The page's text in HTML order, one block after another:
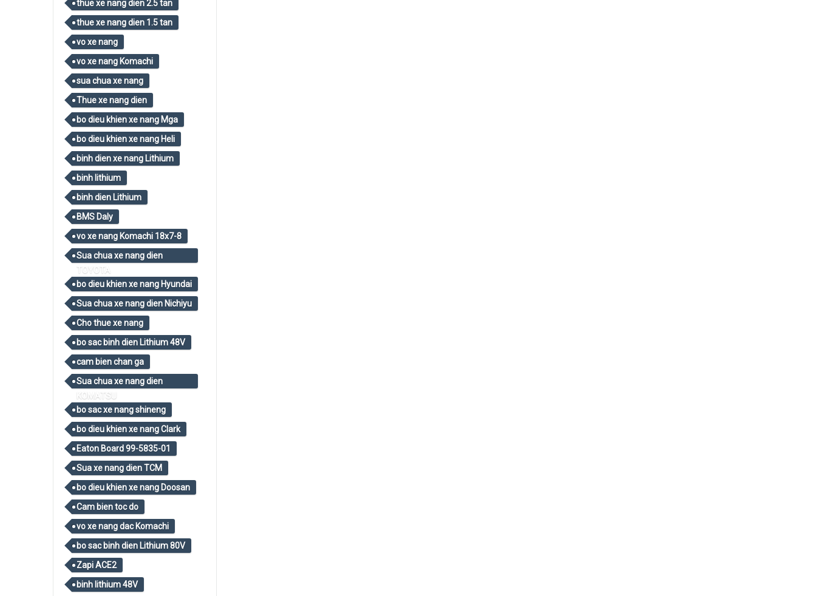
thue xe nang dien 2.5 tan
thue xe nang dien 1.5 tan
vo xe nang
vo xe nang Komachi
sua chua xe nang
Thue xe nang dien
bo dieu khien xe nang Mga
bo dieu khien xe nang Heli
binh dien xe nang Lithium
binh lithium
binh dien Lithium
BMS Daly
vo xe nang Komachi 18x7-8
Sua chua xe nang dien
TOYOTA
bo dieu khien xe nang Hyundai
Sua chua xe nang dien Nichiyu
Cho thue xe nang
bo sac binh dien Lithium 48V
cam bien chan ga
Sua chua xe nang dien
KOMATSU
bo sac xe nang shineng
bo dieu khien xe nang Clark
Eaton Board 99-5835-01
Sua xe nang dien TCM
bo dieu khien xe nang Doosan
Cam bien toc do
vo xe nang dac Komachi
bo sac binh dien Lithium 80V
Zapi ACE2
binh lithium 48V